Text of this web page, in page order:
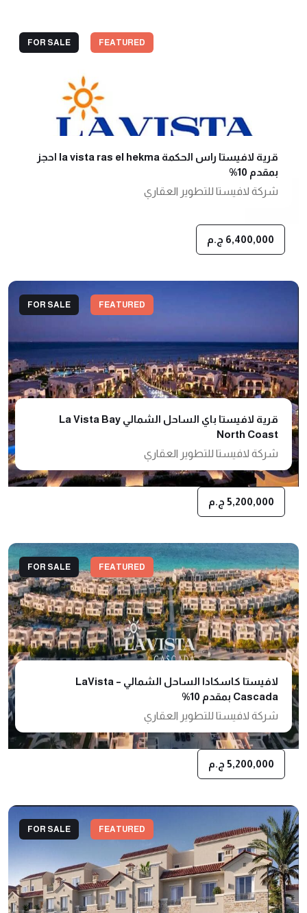
FEATURED
FOR SALE
6,400,000 ج.م
قرية لافيستا راس الحكمة la vista ras el hekma احجز
بمقدم 10%
شركة لافيستا للتطوير العقاري
FEATURED
FOR SALE
5,200,000 ج.م
قرية لافيستا باي الساحل الشمالي La Vista Bay
North Coast
شركة لافيستا للتطوير العقاري
FEATURED
FOR SALE
5,200,000 ج.م
لافيستا كاسكادا الساحل الشمالي – LaVista
Cascada بمقدم 10%
شركة لافيستا للتطوير العقاري
FEATURED
FOR SALE